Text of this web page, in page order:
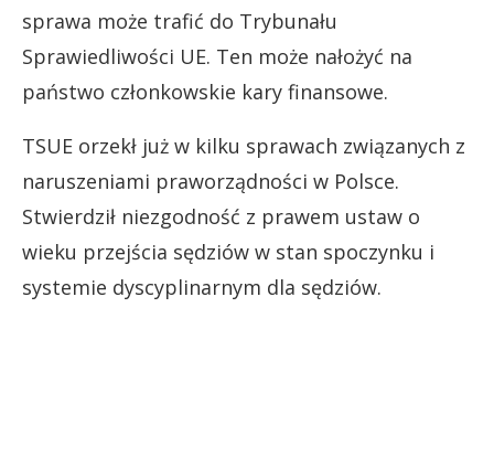
sprawa może trafić do Trybunału
Sprawiedliwości UE. Ten może nałożyć na
państwo członkowskie kary finansowe.
TSUE orzekł już w kilku sprawach związanych z
naruszeniami praworządności w Polsce.
Stwierdził niezgodność z prawem ustaw o
wieku przejścia sędziów w stan spoczynku i
systemie dyscyplinarnym dla sędziów.